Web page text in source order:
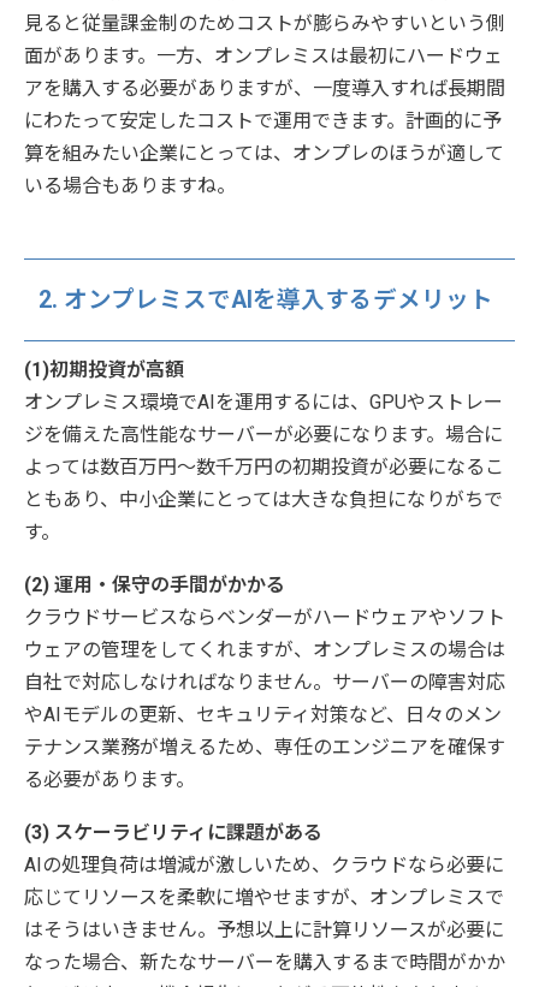
見ると従量課金制のためコストが膨らみやすいという側
面があります。一方、オンプレミスは最初にハードウェ
アを購入する必要がありますが、一度導入すれば長期間
にわたって安定したコストで運用できます。計画的に予
算を組みたい企業にとっては、オンプレのほうが適して
いる場合もありますね。
2. オンプレミスでAIを導入するデメリット
(1)初期投資が高額
オンプレミス環境でAIを運用するには、GPUやストレー
ジを備えた高性能なサーバーが必要になります。場合に
よっては数百万円〜数千万円の初期投資が必要になるこ
ともあり、中小企業にとっては大きな負担になりがちで
す。
(2) 運用・保守の手間がかかる
クラウドサービスならベンダーがハードウェアやソフト
ウェアの管理をしてくれますが、オンプレミスの場合は
自社で対応しなければなりません。サーバーの障害対応
やAIモデルの更新、セキュリティ対策など、日々のメン
テナンス業務が増えるため、専任のエンジニアを確保す
る必要があります。
(3) スケーラビリティに課題がある
AIの処理負荷は増減が激しいため、クラウドなら必要に
応じてリソースを柔軟に増やせますが、オンプレミスで
はそうはいきません。予想以上に計算リソースが必要に
なった場合、新たなサーバーを購入するまで時間がかか